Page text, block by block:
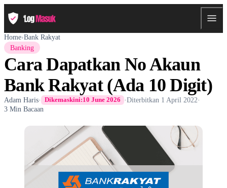
Home›Bank Rakyat
Banking
Cara Dapatkan No Akaun
Bank Rakyat (Ada 10 Digit)
Adam Haris· Dikemaskini:10 June 2026 ·Diterbitkan 1 April 2022·
3 Min Bacaan